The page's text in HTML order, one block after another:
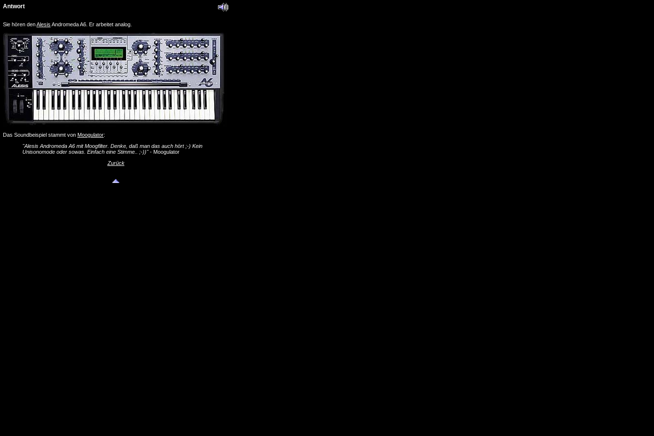
Antwort
Sie hören denAlesis Andromeda A6. Er arbeitet analog.
Das Soundbeispiel stammt von Moogulator:
"Alesis Andromeda A6 mit Moogfilter. Denke, daß man das auch hört ;-) Kein
Unisonomode oder sowas. Einfach eine Stimme.. ;-))"- Moogulator
Zurück